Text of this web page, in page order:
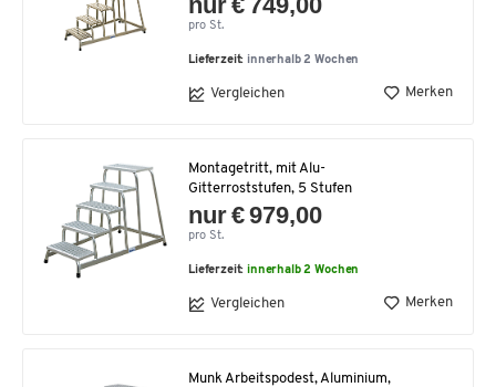
pro St.
Lieferzeit: innerhalb 2 Wochen
Vergleichen Merken
Montagetritt, mit Alu-
Gitterroststufen, 5 Stufen
nur € 979,00
pro St.
Lieferzeit:innerhalb 2 Wochen
Vergleichen Merken
Munk Arbeitspodest, Aluminium,